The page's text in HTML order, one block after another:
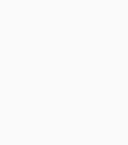
het is een uitnodiging
gemeenschap en te
met zich meebrengt.
ads and enjoy